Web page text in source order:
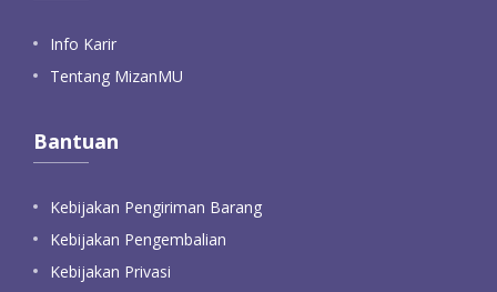
Info Karir
Tentang MizanMU
Bantuan
Kebijakan Pengiriman Barang
Kebijakan Pengembalian
Kebijakan Privasi